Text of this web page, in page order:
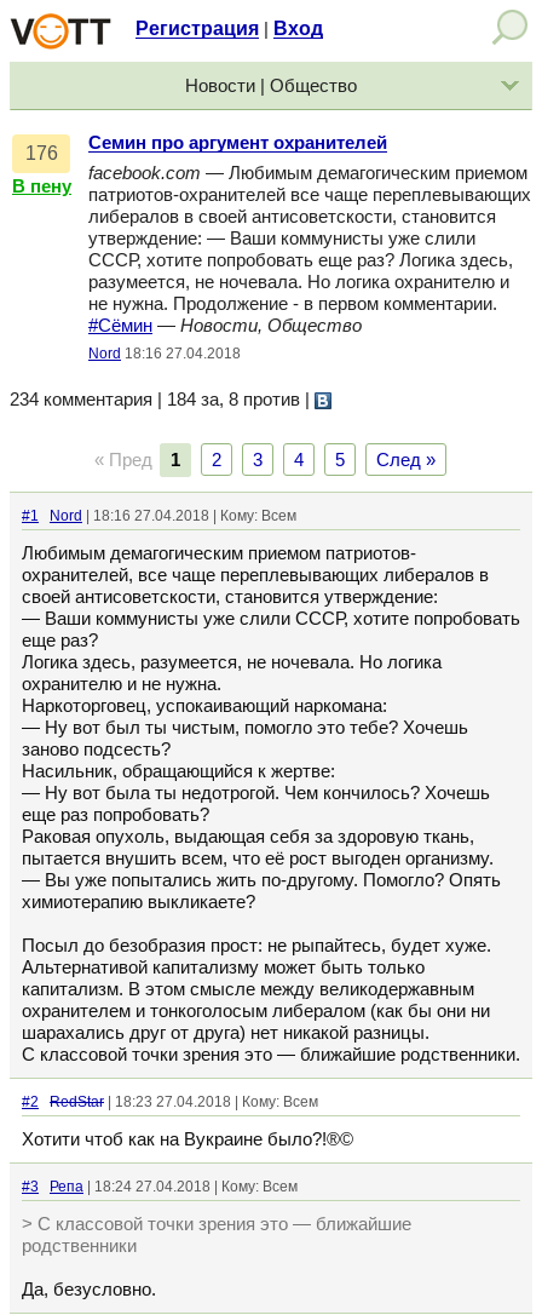
Регистрация Вход
Новости | Общество
176
В пену
Семин про аргумент охранителей
facebook.com — Любимым демагогическим приемом
патриотов-охранителей все чаще переплевывающих
либералов в своей антисоветскости, становится
утверждение: — Ваши коммунисты уже слили
СССР, хотите попробовать еще раз? Логика здесь,
разумеется, не ночевала. Но логика охранителю и
не нужна. Продолжение - в первом комментарии.
#Сёмин — Новости, Общество
Nord 18:16 27.04.2018
234 комментария | 184 за, 8 против
« Пред 1 2 3 4 5 След »
#1 Nord | 18:16 27.04.2018 | Кому: Всем
Любимым демагогическим приемом патриотов-
охранителей, все чаще переплевывающих либералов в
своей антисоветскости, становится утверждение:
— Ваши коммунисты уже слили СССР, хотите попробовать
еще раз?
Логика здесь, разумеется, не ночевала. Но логика
охранителю и не нужна.
Наркоторговец, успокаивающий наркомана:
— Ну вот был ты чистым, помогло это тебе? Хочешь
заново подсесть?
Насильник, обращающийся к жертве:
— Ну вот была ты недотрогой. Чем кончилось? Хочешь
еще раз попробовать?
Раковая опухоль, выдающая себя за здоровую ткань,
пытается внушить всем, что её рост выгоден организму.
— Вы уже попытались жить по-другому. Помогло? Опять
химиотерапию выкликаете?
Посыл до безобразия прост: не рыпайтесь, будет хуже.
Альтернативой капитализму может быть только
капитализм. В этом смысле между великодержавным
охранителем и тонкоголосым либералом (как бы они ни
шарахались друг от друга) нет никакой разницы.
С классовой точки зрения это — ближайшие родственники.
#2 RedStar | 18:23 27.04.2018 | Кому: Всем
Хотити чтоб как на Вукраине было?!®©
#3 Репа | 18:24 27.04.2018 | Кому: Всем
> С классовой точки зрения это — ближайшие
родственники
Да, безусловно.